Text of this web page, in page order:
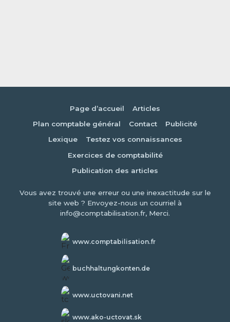
Page d’accueil
Articles
Plan comptable général
Contact
Publicité
Lexique
Testez vos connaissances
Exercices de comptabilité
Publication des articles
Vous avez trouvé une erreur ou une inexactitude sur le
site web ? Envoyez-nous un courriel à
info@comptabilisation.fr, Merci.
www.comptabilisation.fr
buchhaltungkonten.de
www.uctovani.net
www.ako-uctovat.sk